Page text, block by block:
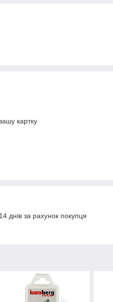
картку
днів за рахунок покупця